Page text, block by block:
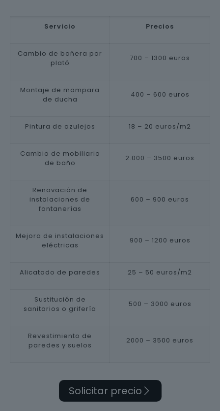
Servicio Precios
Cambio de bañera por
plató
700 – 1300 euros
Montaje de mampara
de ducha
400 – 600 euros
Pintura de azulejos 18 – 20 euros/m2
Cambio de mobiliario
de baño
2.000 – 3500 euros
Renovación de
instalaciones de
fontanerías
600 – 900 euros
Mejora de instalaciones
eléctricas
900 – 1200 euros
Alicatado de paredes 25 – 50 euros/m2
Sustitución de
sanitarios o grifería
500 – 3000 euros
Revestimiento de
paredes y suelos
2000 – 3500 euros
Solicitar precio